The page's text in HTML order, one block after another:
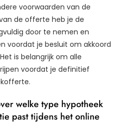
voorwaarden van de
de offerte heb je de
door te nemen en
voordat je besluit om akkoord
is belangrijk om alle
voordat je definitief
welke type hypotheek
past tijdens het online